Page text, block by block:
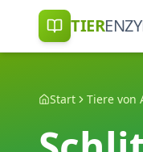
TIER
Start Tiere von